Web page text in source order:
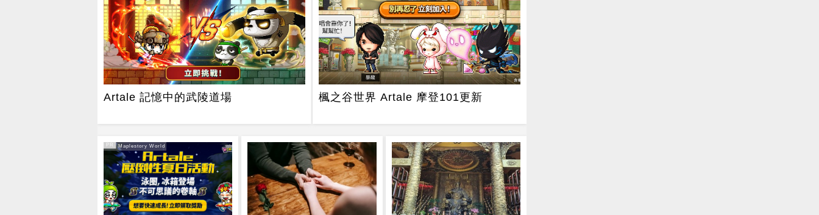
Artale 記憶中的武陵道場 楓之谷世界 Artale 摩登101更新
PR
PR・Maplestory World